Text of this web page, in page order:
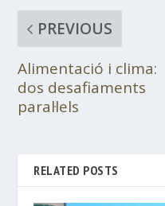
PREVIOUS
Alimentació i clima:
dos desafiaments
paral·lels
RELATED POSTS